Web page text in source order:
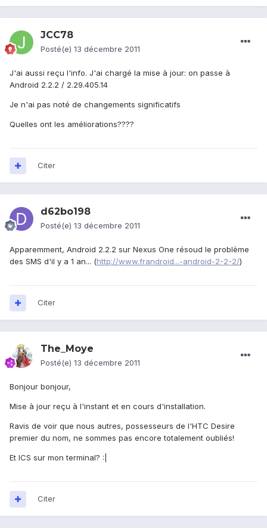
JCC78
Posté(e) 13 décembre 2011
J'ai aussi reçu l'info. J'ai chargé la mise à jour: on passe à
Android 2.2.2 / 2.29.405.14
Je n'ai pas noté de changements significatifs
Quelles ont les améliorations????
Citer
d62bo198
Posté(e) 13 décembre 2011
Apparemment, Android 2.2.2 sur Nexus One résoud le problème
des SMS d'il y a 1 an... (http://www.frandroid...-android-2-2-2/)
Citer
The_Moye
Posté(e) 13 décembre 2011
Bonjour bonjour,
Mise à jour reçu à l'instant et en cours d'installation.
Ravis de voir que nous autres, possesseurs de l'HTC Desire
premier du nom, ne sommes pas encore totalement oubliés!
Et ICS sur mon terminal? :|
Citer